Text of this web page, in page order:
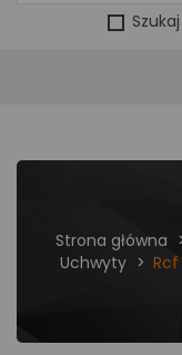
Strona główna
Uchwyty
Rcf